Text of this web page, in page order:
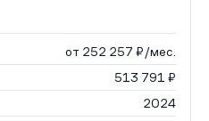
от 252 257 ₽/мес.
513 791 ₽
2024